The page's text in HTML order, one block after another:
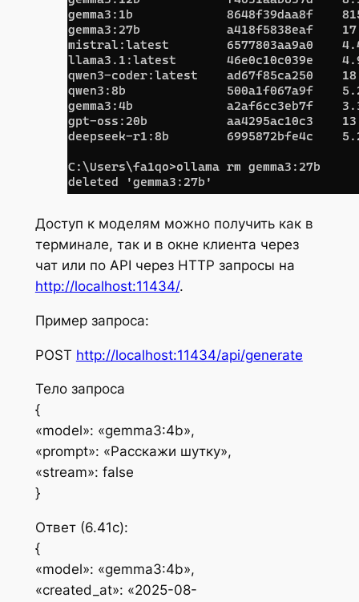
Доступ к моделям можно получить как в
терминале, так и в окне клиента через
чат или по API через HTTP запросы на
http://localhost:11434/.
Пример запроса:
POST http://localhost:11434/api/generate
Тело запроса
{
«model»: «gemma3:4b»,
«prompt»: «Расскажи шутку»,
«stream»: false
}
Ответ (6.41с):
{
«model»: «gemma3:4b»,
«created_at»: «2025-08-